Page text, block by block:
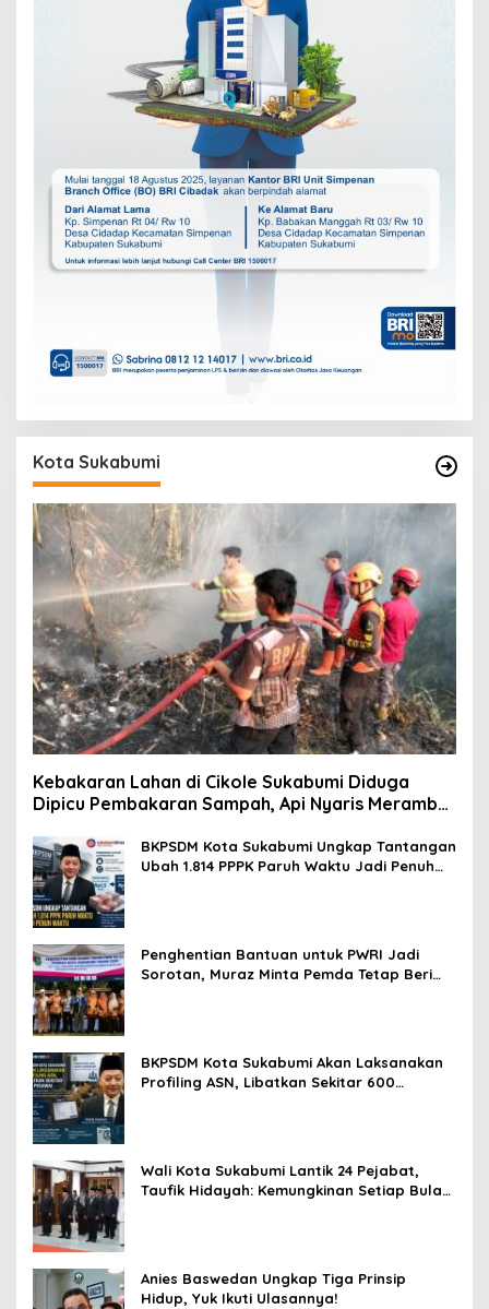
Kota Sukabumi
Kebakaran Lahan di Cikole Sukabumi Diduga
Dipicu Pembakaran Sampah, Api Nyaris Merambat
BKPSDM Kota Sukabumi Ungkap Tantangan
Ubah 1.814 PPPK Paruh Waktu Jadi Penuh
Penghentian Bantuan untuk PWRI Jadi
Sorotan, Muraz Minta Pemda Tetap Beri
BKPSDM Kota Sukabumi Akan Laksanakan
Profiling ASN, Libatkan Sekitar 600
Wali Kota Sukabumi Lantik 24 Pejabat,
Taufik Hidayah: Kemungkinan Setiap Bulan
Anies Baswedan Ungkap Tiga Prinsip
Hidup, Yuk Ikuti Ulasannya!